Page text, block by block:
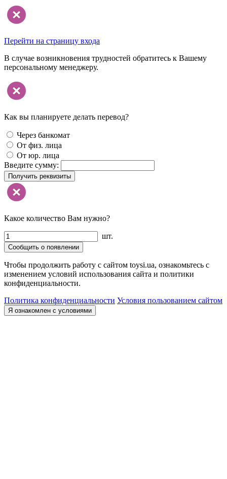
Перейти на страницу входа
В случае возникновения трудностей обратитесь к Вашему
персональному менеджеру.
Как вы планируете делать перевод?
Через банкомат
От физ. лица
От юр. лица
Введите сумму:
Получить реквизиты
Какое количество Вам нужно?
шт.
Сообщить о появлении
Чтобы продолжить работу с сайтом toysi.ua, ознакомьтесь с
изменением условий использования сайта и политики
конфиденциальности.
Политика конфиденциальности Условия пользованием сайтом
Я ознакомлен с условиями